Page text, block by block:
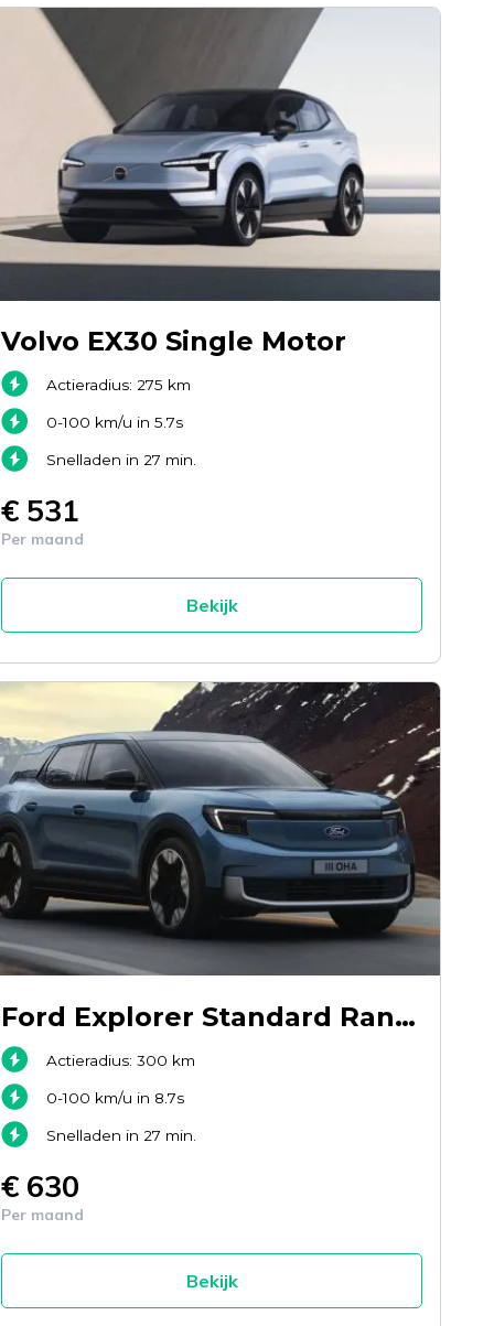
Volvo EX30 Single Motor
Actieradius: 275 km
0-100 km/u in 5.7s
Snelladen in 27 min.
€ 531
Per maand
Bekijk
Ford Explorer Standard Range RWD
Actieradius: 300 km
0-100 km/u in 8.7s
Snelladen in 27 min.
€ 630
Per maand
Bekijk